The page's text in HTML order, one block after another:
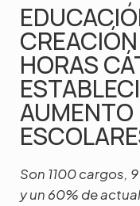
HORAS
AUMENTO
Son 1100 cargos,
y un 60% de